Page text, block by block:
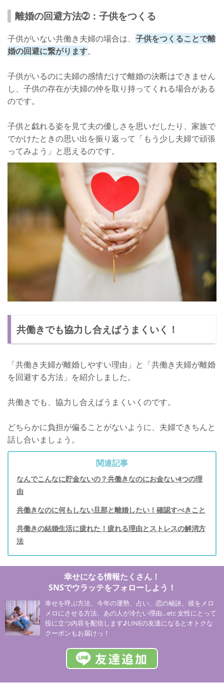
離婚の回避方法➁：子供をつくる
子供がいない共働き夫婦の場合は、 子供をつくることで離
婚の回避に繋がります。
子供がいるのに夫婦の感情だけで離婚の決断はできません
し、子供の存在が夫婦の仲を取り持ってくれる場合がある
のです。
子供と戯れる姿を見て夫の優しさを思いだしたり、家族で
でかけたときの思い出を振り返って「もう少し夫婦で頑張
ってみよう」と思えるのです。
共働きでも協力し合えばうまくいく！
「共働き夫婦が離婚しやすい理由」と「共働き夫婦が離婚
を回避する方法」を紹介しました。
共働きでも、協力し合えばうまくいくのです。
どちらかに負担が偏ることがないように、夫婦できちんと
話し合いましょう。
関連記事
なんでこんなに貯金ないの？共働きなのにお金ない4つの理
由
共働きなのに何もしない旦那と離婚したい！確認すべきこと
共働きの結婚生活に疲れた！疲れる理由とストレスの解消方
法
幸せになる情報たくさん！
SNSでウラッテをフォローしよう！
幸せを呼ぶ方法、今年の運勢、占い、恋の秘訣、彼をメロ
メロにさせる方法、あの人が冷たい理由…etc 女性にとって
役に立つ内容を配信します♪LINEの友達になるとオトクな
クーポンもお届けっ！